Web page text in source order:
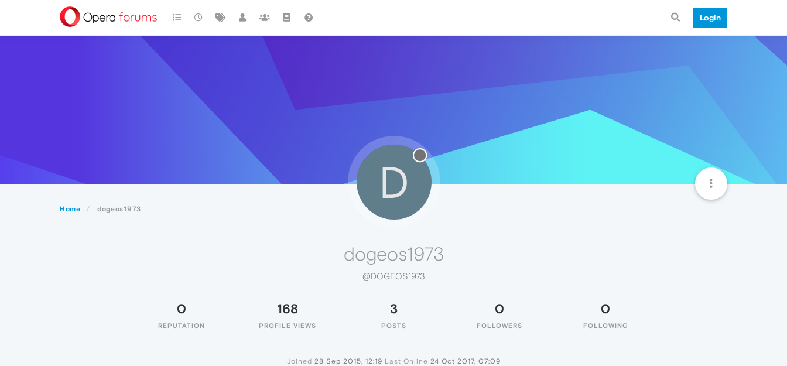
Login
Home dogeos1973
D
dogeos1973
@DOGEOS1973
0
REPUTATION
168
PROFILE VIEWS
3
POSTS
0
FOLLOWERS
0
FOLLOWING
Joined 28 Sep 2015, 12:19 Last Online 24 Oct 2017, 07:09